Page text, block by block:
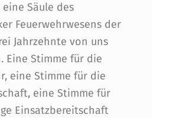
Säule des
Feuerwehrwesens der
Jahrzehnte von uns
Eine Stimme für die
eine Stimme für die
eine Stimme für
Einsatzbereitschaft